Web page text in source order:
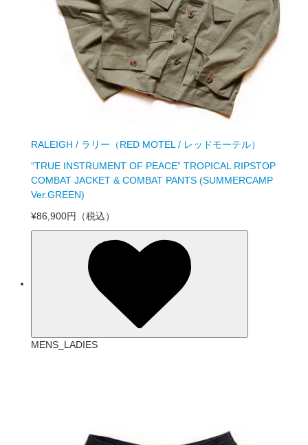
RALEIGH / ラリー（RED MOTEL / レッドモーテル）
“TRUE INSTRUMENT OF PEACE” TROPICAL RIPSTOP
COMBAT JACKET & COMBAT PANTS (SUMMERCAMP
Ver.GREEN)
¥86,900円
（税込）
MENS_LADIES